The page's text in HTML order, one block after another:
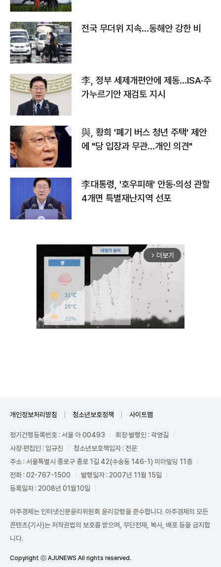
전국 무더위 지속…동해안 강한 비
李, 정부 세제개편안에 제동…ISA·주
가누르기안 재검토 지시
與, 황희 '폐기 버스 청년 주택' 제안
에 "당 입장과 무관…개인 의견"
李대통령, '호우피해' 안동·의성 관할
4개면 특별재난지역 선포
arrow_forward_ios 더보기
개인정보처리방침 청소년보호정책 사이트맵
정기간행등록번호 : 서울 아 00493
회장·발행인 : 곽영길
사장·편집인 : 임규진
청소년보호책임자 : 전운
주소 : 서울특별시 종로구 종로 1길 42(수송동 146-1) 이마빌딩 11층
전화 : 02-767-1500
발행일자 : 2007년 11월 15일
등록일자 : 2008년 01월10일
아주경제는 인터넷신문윤리위원회 윤리강령을 준수합니다. 아주경제의 모든
콘텐츠(기사)는 저작권법의 보호를 받으며, 무단전재, 복사, 배포 등을 금지합
니다.
Copyright ⓒ AJUNEWS All rights reserved.